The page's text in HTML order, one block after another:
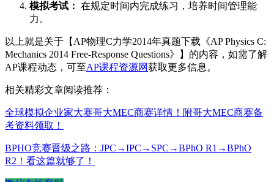
模拟考试： 在规定时间内完成练习，培养时间管理能
力。
以上就是关于【AP物理C力学2014年真题下载《AP Physics C:
Mechanics 2014 Free-Response Questions》】的内容，如需了解
AP课程动态，可至AP课程资源网获取更多信息。
相关精彩文章阅读推荐：
全球模拟企业家大赛哥大MEC商赛详情！附哥大MEC商赛备
考资料领取！
BPHO竞赛晋级之路：JPC→IPC→SPC→BPhO R1→BPhO
R2！看这篇就够了！